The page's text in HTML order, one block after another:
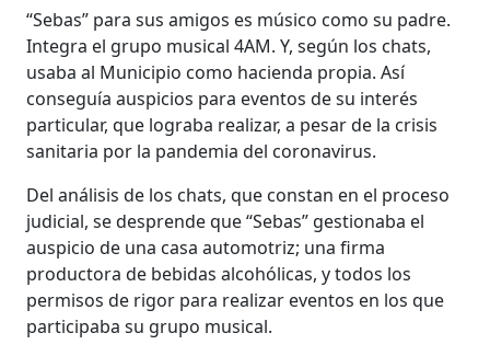
“Sebas” para sus amigos es músico como su padre.
Integra el grupo musical 4AM. Y, según los chats,
usaba al Municipio como hacienda propia. Así
conseguía auspicios para eventos de su interés
particular, que lograba realizar, a pesar de la crisis
sanitaria por la pandemia del coronavirus.
Del análisis de los chats, que constan en el proceso
judicial, se desprende que “Sebas” gestionaba el
auspicio de una casa automotriz; una firma
productora de bebidas alcohólicas, y todos los
permisos de rigor para realizar eventos en los que
participaba su grupo musical.